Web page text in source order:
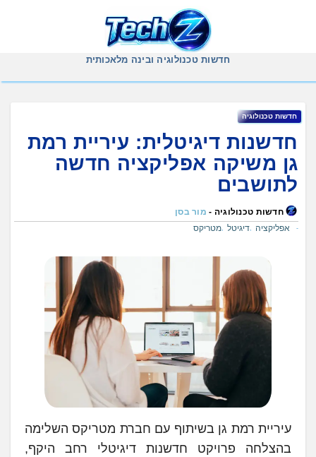
חדשות טכנולוגיה ובינה מלאכותית
חדשות טכנולוגיה
חדשנות דיגיטלית: עיריית רמת
גן משיקה אפליקציה חדשה
לתושבים
חדשות טכנולוגיה - מור בסן
אפליקציה
דיגיטל מטריקס
עיריית רמת גן בשיתוף עם חברת מטריקס השלימה
בהצלחה פרויקט חדשנות דיגיטלי רחב היקף,